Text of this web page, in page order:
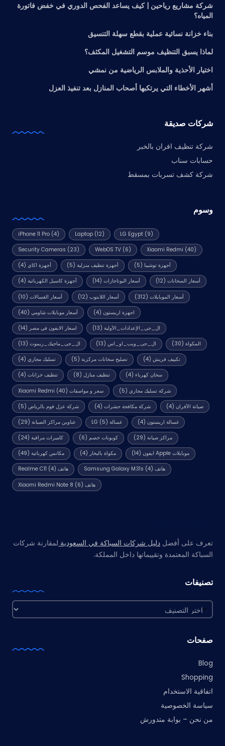
شركة مشاريع رياحين | كيف يساعد الفحص الدوري في خفض فاتورة
المياه؟
بناء خزانة نسائية عملية بقطع سهلة التنسيق
لماذا يسبق التنظيف موسم التشغيل المكثف؟
اختيار الأحذية والملابس الرياضية من نمشي
أشهر الأخطاء التي يرتكبها أصحاب المنازل بعد تنفيذ العزل
شركات صديقة
شركة تنظيف افران بالخبر
حسابات سناب
شركة كشف تسربات بمسقط
وسوم
iPhone 11 Pro (4) Laptop(12) LG Egypt(9)
Security Cameras (23) WebOS TV(6) Xiaomi Redmi (40)
أجهزة اكاي(4) أجهزة تنظيف منزلية (5) أجهزة توشيبا (5)
أجهزة كاسيل الكهربائية(4) أسعار البوتاجازات (14) أسعار السخانات (12)
أسعار الغسالات(10) أسعار اللابتوب (12) أسعار الموبايلات (312)
أسعار موبايلات شاومي(40) اجهزة اريستون (4)
اسعار الايفون في مصر (14) ال_جى_الإعدادات_الأولية (13)
ال_جى_ماجيك_ريموت(13) ال_جى_ويب_او_اس (13) المكواة (30)
تسليك مجاري(4) تصليح سخانات مركزية (5) تكييف فريش (4)
تنظيف خزانات(4) تنظيف منازل (8) سخان كهرباء (4)
سعر و مواصفات Xiaomi Redmi (40) شركة تسليك مجاري (5)
شركة عزل فوم بالرياض(5) شركة مكافحة حشرات (4) صيانة الأفران (4)
عناوين مراكز الصيانة(29) غسالة LG (5) غسالة اريستون (4)
كاميرات مراقبة(24) كوبونات خصم (6) مراكز صيانة (29)
مكانس كهربائية(49) مكواة بالبخار (4) موبايلات Apple ايفون (14)
هاتف Realme C11 (4) هاتف Samsung Galaxy M31s (4)
هاتف Xiaomi Redmi Note 8 (6)
تعرف على أفضل دليل شركات السباكة في السعودية لمقارنة شركات
السباكة المعتمدة وتقييماتها داخل المملكة.
تصنيفات
تصنيفات
صفحات
Blog
Shopping
اتفاقية الاستخدام
سياسة الخصوصية
من نحن – بوابة متدورش